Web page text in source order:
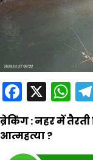
X
ब्रेकिंग : नहर में
आत्महत्या ?